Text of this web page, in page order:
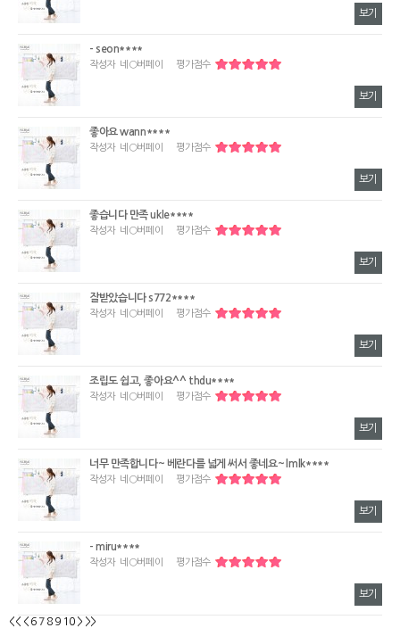
보기
- seon****
작성자 네○버페이 평가점수
보기
좋아요 wann****
작성자 네○버페이 평가점수
보기
좋습니다 만족 ukle****
작성자 네○버페이 평가점수
보기
잘받았습니다 s772****
작성자 네○버페이 평가점수
보기
조립도 쉽고, 좋아요^^ thdu****
작성자 네○버페이 평가점수
보기
너무 만족합니다~ 베란다를 넓게 써서 좋네요~ lmlk****
작성자 네○버페이 평가점수
보기
- miru****
작성자 네○버페이 평가점수
보기
<< < 6 7 8 9 10 > >>